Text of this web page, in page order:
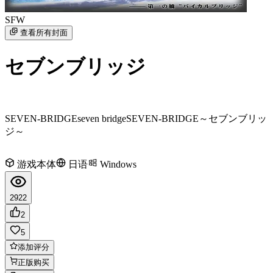
SFW
查看所有封面
セブンブリッジ
SEVEN-BRIDGEseven bridgeSEVEN-BRIDGE～セブンブリッ
ジ～
游戏本体 日语 Windows
2922
2
5
添加评分
正版购买